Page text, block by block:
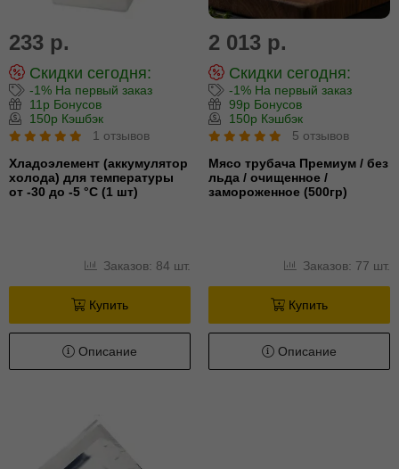
233 р.
Скидки сегодня:
-1% На первый заказ
11р Бонусов
150р Кэшбэк
1 отзывов
Хладоэлемент (аккумулятор
холода) для температуры
от -30 до -5 °С (1 шт)
Заказов: 84 шт.
Купить
Описание
2 013 р.
Скидки сегодня:
-1% На первый заказ
99р Бонусов
150р Кэшбэк
5 отзывов
Мясо трубача Премиум / без
льда / очищенное /
замороженное (500гр)
Заказов: 77 шт.
Купить
Описание